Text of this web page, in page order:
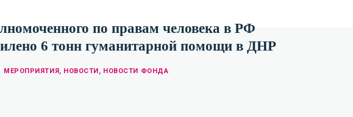
по правам человека в РФ
6 тонн гуманитарной помощи в ДНР
CATEGORIES
МЕРОПРИЯТИЯ , НОВОСТИ , НОВОСТИ ФОНДА